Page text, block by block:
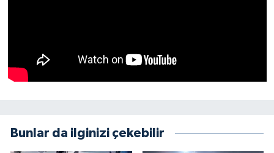
Bunlar da ilginizi çekebilir